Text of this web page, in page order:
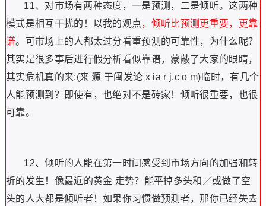
11、对市场有两种态度，一是预测，二是倾听。这两种
模式是相互干扰的！以我的观点，倾听比预测更重要，更靠
谱。可市场上的人都太过分看重预测的可靠性，为什么呢？
其实是很多事后进行假分析看似靠谱，蒙蔽了大家的眼睛，
其实危机真的来;(来 源 于闽发论 x ia r j.c o m)临时，有几个
人能预测到？即使有，也绝对不是砖家！倾听很重要，也很
可靠。
12、倾听的人能在第一时间感受到市场方向的加强和转
折的发生！像最近的黄金 走势？能平掉多头和／或做了空
头的人大都是倾听者！如果你习惯做预测者，那你已经失去